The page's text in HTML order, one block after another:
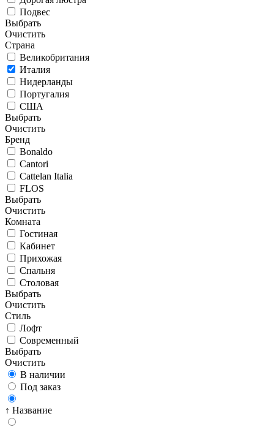
Подвес
Выбрать
Очистить
Страна
Великобритания
Италия
Нидерланды
Португалия
США
Выбрать
Очистить
Бренд
Bonaldo
Cantori
Cattelan Italia
FLOS
Выбрать
Очистить
Комната
Гостиная
Кабинет
Прихожая
Спальня
Столовая
Выбрать
Очистить
Стиль
Лофт
Современный
Выбрать
Очистить
В наличии
Под заказ
↑ Название